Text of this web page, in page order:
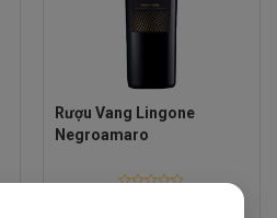
Rượu Vang Lingone
Negroamaro